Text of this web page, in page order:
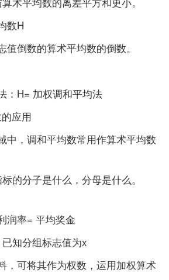
数H
倒数的算术平均数的倒数。
H= 加权调和平均法
应用
，调和平均数常用作算术平均数
分子是什么，分母是什么。
率= 平均奖金
知分组标志值为x
可将其作为权数，运用加权算术